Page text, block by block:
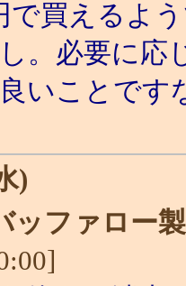
で買えるよ
。必要に応
いことで
)
ッファロー